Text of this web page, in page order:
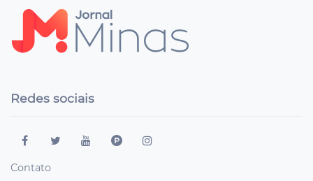
Redes sociais
Contato